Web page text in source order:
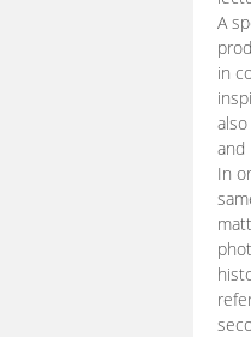
A
in
and
In